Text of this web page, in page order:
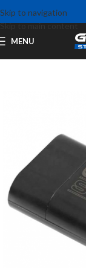
Skip to navigation
Skip to main content
MENU